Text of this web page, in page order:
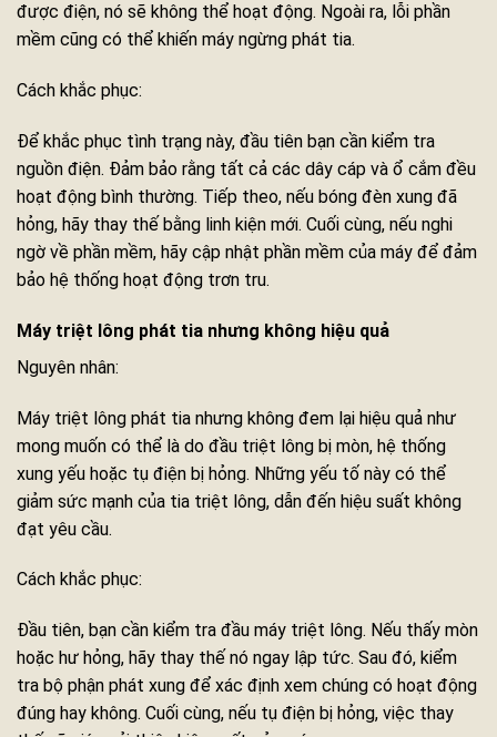
được điện, nó sẽ không thể hoạt động. Ngoài ra, lỗi phần
mềm cũng có thể khiến máy ngừng phát tia.
Cách khắc phục:
Để khắc phục tình trạng này, đầu tiên bạn cần kiểm tra
nguồn điện. Đảm bảo rằng tất cả các dây cáp và ổ cắm đều
hoạt động bình thường. Tiếp theo, nếu bóng đèn xung đã
hỏng, hãy thay thế bằng linh kiện mới. Cuối cùng, nếu nghi
ngờ về phần mềm, hãy cập nhật phần mềm của máy để đảm
bảo hệ thống hoạt động trơn tru.
Máy triệt lông phát tia nhưng không hiệu quả
Nguyên nhân:
Máy triệt lông phát tia nhưng không đem lại hiệu quả như
mong muốn có thể là do đầu triệt lông bị mòn, hệ thống
xung yếu hoặc tụ điện bị hỏng. Những yếu tố này có thể
giảm sức mạnh của tia triệt lông, dẫn đến hiệu suất không
đạt yêu cầu.
Cách khắc phục:
Đầu tiên, bạn cần kiểm tra đầu máy triệt lông. Nếu thấy mòn
hoặc hư hỏng, hãy thay thế nó ngay lập tức. Sau đó, kiểm
tra bộ phận phát xung để xác định xem chúng có hoạt động
đúng hay không. Cuối cùng, nếu tụ điện bị hỏng, việc thay